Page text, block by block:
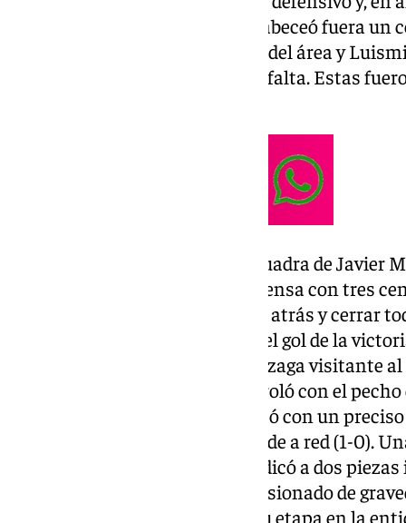
presión adelantada. Biabiany cabeceó fuera
Roigé no acertó a definir dentro del área y
del larguero un lanzamiento de falta. Estas
Ya en el segundo tiempo, la escuadra de Javier
oponente que cambió a una defensa con tres
intención de ser más compacto atrás y cerrar
Chema Núñez abrió la puerta del gol de la
fabuloso pase a la espalda de la zaga visitante
Juanmi Carrión. El lateral controló con el
delante de su marcador y finalizó con un
palos antes de quedarse dentro de a red (1-0).
celebró con sus seguidores y dedicó a dos
Marcelo dos Santos que se ha lesionado de
que va a poner punto y final a su etapa en la